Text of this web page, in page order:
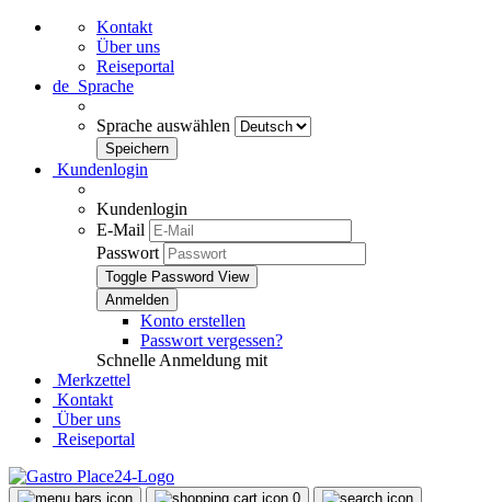
Kontakt
Über uns
Reiseportal
de Sprache
Sprache auswählen
Kundenlogin
Kundenlogin
E-Mail
Passwort
Toggle Password View
Konto erstellen
Passwort vergessen?
Schnelle Anmeldung mit
Merkzettel
Kontakt
Über uns
Reiseportal
0